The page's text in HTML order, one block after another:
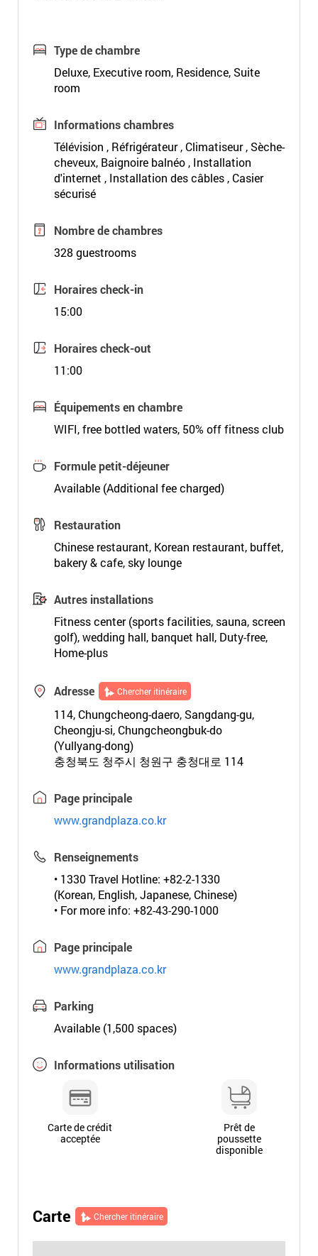
Type de chambre
Deluxe, Executive room, Residence, Suite
room
Informations chambres
Télévision , Réfrigérateur , Climatiseur , Sèche-
cheveux, Baignoire balnéo , Installation
d'internet , Installation des câbles , Casier
sécurisé
Nombre de chambres
328 guestrooms
Horaires check-in
15:00
Horaires check-out
11:00
Équipements en chambre
WIFI, free bottled waters, 50% off fitness club
Formule petit-déjeuner
Available (Additional fee charged)
Restauration
Chinese restaurant, Korean restaurant, buffet,
bakery & cafe, sky lounge
Autres installations
Fitness center (sports facilities, sauna, screen
golf), wedding hall, banquet hall, Duty-free,
Home-plus
Adresse Chercher itinéraire
114, Chungcheong-daero, Sangdang-gu,
Cheongju-si, Chungcheongbuk-do
(Yullyang-dong)
충청북도 청주시 청원구 충청대로 114
Page principale
www.grandplaza.co.kr
Renseignements
• 1330 Travel Hotline: +82-2-1330
(Korean, English, Japanese, Chinese)
• For more info: +82-43-290-1000
Page principale
www.grandplaza.co.kr
Parking
Available (1,500 spaces)
Informations utilisation
Carte de crédit
acceptée
Prêt de
poussette
disponible
Carte Chercher itinéraire